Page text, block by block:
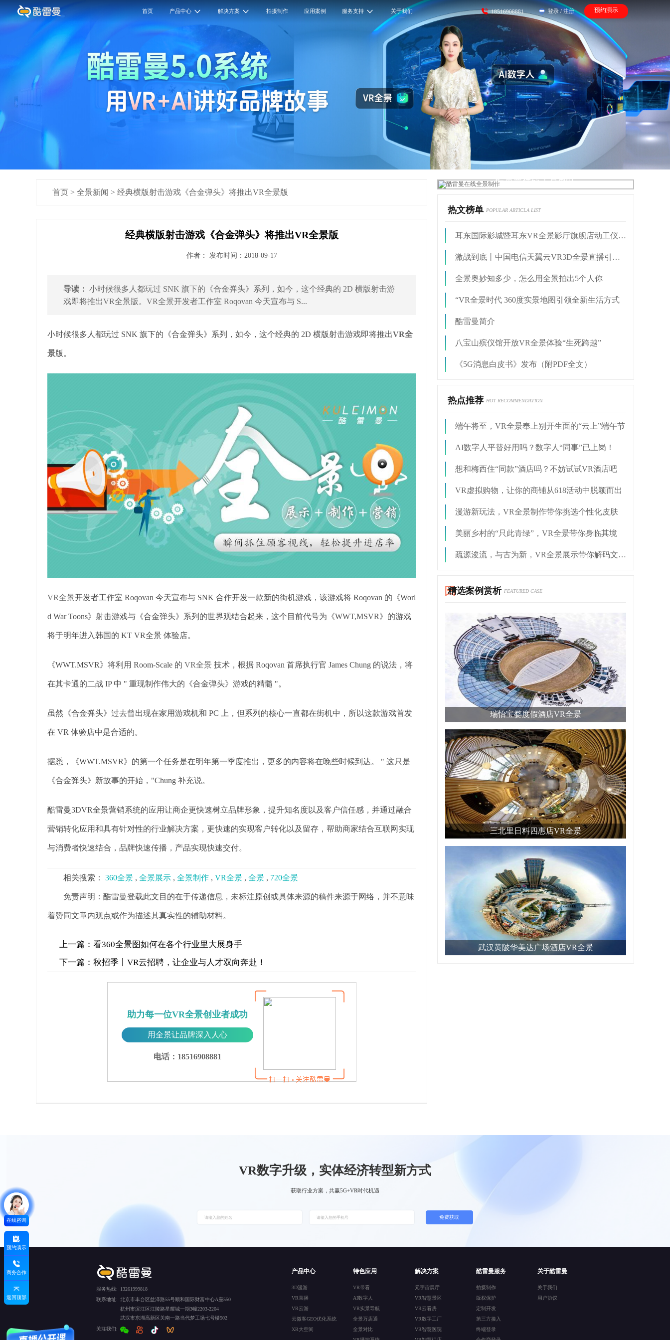
首页 产品中心 解决方案 拍摄制作 应用案例 服务支持 关于我们 18516908881 登录 / 注册 预约演示
首页 > 全景新闻 > 经典横版射击游戏《合金弹头》将推出VR全景版
经典横版射击游戏《合金弹头》将推出VR全景版
作者： 发布时间：2018-09-17
导读： 小时候很多人都玩过 SNK 旗下的《合金弹头》系列，如今，这个经典的 2D 横版射击游
戏即将推出VR全景版。VR全景开发者工作室 Roqovan 今天宣布与 S...
小时候很多人都玩过 SNK 旗下的《合金弹头》系列，如今，这个经典的 2D 横版射击游戏即将推出VR全
景版。
VR全景开发者工作室 Roqovan 今天宣布与 SNK 合作开发一款新的街机游戏，该游戏将 Roqovan 的《Worl
d War Toons》射击游戏与《合金弹头》系列的世界观结合起来，这个目前代号为《WWT,MSVR》的游戏
将于明年进入韩国的 KT VR全景 体验店。
《WWT.MSVR》将利用 Room-Scale 的 VR全景 技术，根据 Roqovan 首席执行官 James Chung 的说法，将
在其卡通的二战 IP 中 " 重现制作伟大的《合金弹头》游戏的精髓 "。
虽然《合金弹头》过去曾出现在家用游戏机和 PC 上，但系列的核心一直都在街机中，所以这款游戏首发
在 VR 体验店中是合适的。
据悉，《WWT.MSVR》的第一个任务是在明年第一季度推出，更多的内容将在晚些时候到达。 " 这只是
《合金弹头》新故事的开始，"Chung 补充说。
酷雷曼3DVR全景营销系统的应用让商企更快速树立品牌形象，提升知名度以及客户信任感，并通过融合
营销转化应用和具有针对性的行业解决方案，更快速的实现客户转化以及留存，帮助商家结合互联网实现
与消费者快速结合，品牌快速传播，产品实现快速交付。
相关搜索： 360全景 , 全景展示 , 全景制作 , VR全景 , 全景 , 720全景
免责声明：酷雷曼登载此文目的在于传递信息，未标注原创或具体来源的稿件来源于网络，并不意味
着赞同文章内观点或作为描述其真实性的辅助材料。
上一篇： 看360全景图如何在各个行业里大展身手
下一篇： 秋招季丨VR云招聘，让企业与人才双向奔赴！
助力每一位VR全景创业者成功
用全景让品牌深入人心
电话：18516908881
酷雷曼在线全景制作
热文榜单 POPULAR ARTICLA LIST
耳东国际影城暨耳东VR全景影厅旗舰店动工仪式盛大举行
激战到底丨中国电信天翼云VR3D全景直播引燃拳击热火
全景奥妙知多少，怎么用全景拍出5个人你
“VR全景时代 360度实景地图引领全新生活方式
酷雷曼简介
八宝山殡仪馆开放VR全景体验“生死跨越”
《5G消息白皮书》发布（附PDF全文）
热点推荐 HOT RECOMMENDATION
端午将至，VR全景奉上别开生面的“云上”端午节
AI数字人平替好用吗？数字人“同事”已上岗！
想和梅西住“同款”酒店吗？不妨试试VR酒店吧
VR虚拟购物，让你的商铺从618活动中脱颖而出
漫游新玩法，VR全景制作带你挑选个性化皮肤
美丽乡村的“只此青绿”，VR全景带你身临其境
疏源浚流，与古为新，VR全景展示带你解码文化自信
精选案例赏析 FEATURED CASE
瑞怡宝婺度假酒店VR全景
三北里日料四惠店VR全景
武汉黄陂华美达广场酒店VR全景
在线咨询
预约演示
商务合作
返回顶部
VR数字升级，实体经济转型新方式
获取行业方案，共赢5G+VR时代机遇
免费获取
服务热线:
13261999818
联系地址: 北京市丰台区益泽路55号顺和国际财富中心A座550
杭州市滨江区江陵路星耀城一期3幢2203-2204
武汉市东湖高新区关南一路当代梦工场七号楼502
关注我们:
产品中心
3D漫游
VR直播
VR云游
云微客GEO优化系统
XR大空间
特色应用
VR带看
AI数字人
VR实景导航
全景万店通
全景对比
解决方案
元宇宙展厅
VR智慧景区
VR云看房
VR数字工厂
VR智慧医院
酷雷曼服务
拍摄制作
版权保护
定制开发
第三方接入
终端登录
关于酷雷曼
关于我们
用户协议